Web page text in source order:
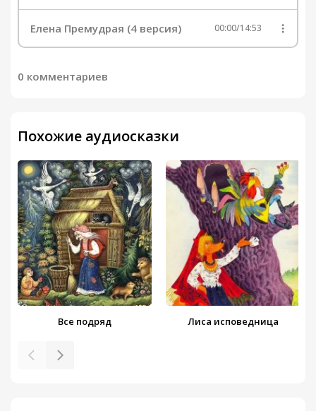
Елена Премудрая (4 версия) 00:00/14:53
0 комментариев
Похожие аудиосказки
Все подряд Лиса исповедница